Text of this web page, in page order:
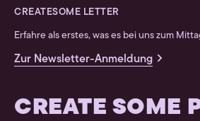
CREATESOME LETTER
Erfahre als erstes, was es bei uns zum
Zur Newsletter-Anmeldung
CREATE SOME